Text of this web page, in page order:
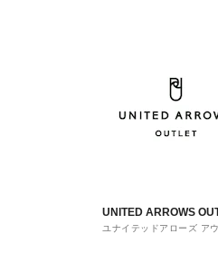
UNITED ARROWS
ユナイテッドアローズ ア